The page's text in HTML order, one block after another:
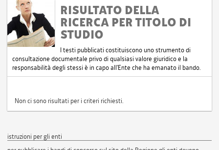
RISULTATO DELLA
RICERCA PER TITOLO DI
STUDIO
I testi pubblicati costituiscono uno strumento di
consultazione documentale privo di qualsiasi valore giuridico e la
responsabilità degli stessi è in capo all'Ente che ha emanato il bando.
Non ci sono risultati per i criteri richiesti.
istruzioni per gli enti